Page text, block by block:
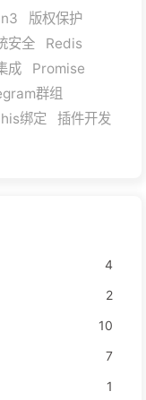
版权保护
安全
Redis
成
Promise
群组
绑定
插件开发
4
2
10
7
1